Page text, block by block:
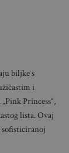
biljke s
i
Princess“,
lista. Ovaj
sofisticiranoj